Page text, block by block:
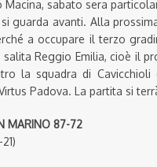
sabato sera
guarda avanti. Alla
a occupare il terzo
salita Reggio Emilia, cioè il
la squadra di Cavicchioli
Padova. La partita si
MARINO 87-72